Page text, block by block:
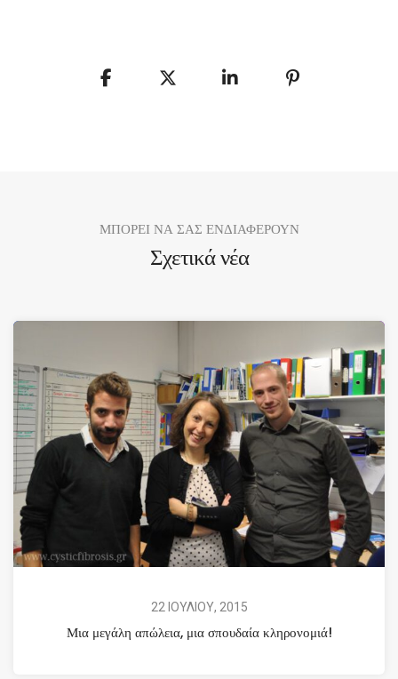
ΜΠΟΡΕΙ ΝΑ ΣΑΣ ΕΝΔΙΑΦΕΡΟΥΝ
Σχετικά νέα
22 ΙΟΥΛΙΟΥ, 2015
Μια μεγάλη απώλεια, μια σπουδαία κληρονομιά!